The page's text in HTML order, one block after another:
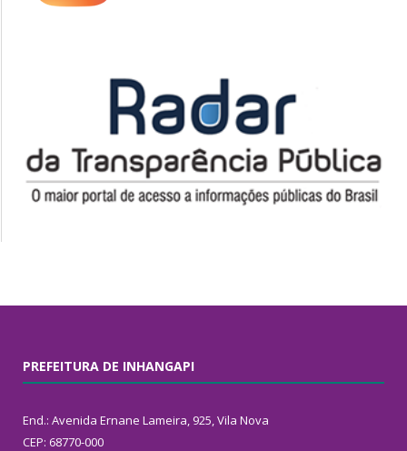
PREFEITURA DE INHANGAPI
End.: Avenida Ernane Lameira, 925, Vila Nova
CEP: 68770-000